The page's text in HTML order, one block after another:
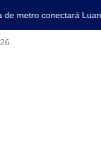
metro conectará